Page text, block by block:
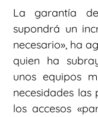
La garantía
supondrá un
necesario», ha
quien ha
unos equipos
necesidades
los accesos